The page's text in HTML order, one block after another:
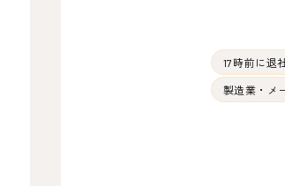
17時前に退
製造業・メ